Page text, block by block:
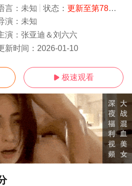
言： 未知 状态： 更新至第78集
演： 未知
演： 张亚迪＆刘六六
新时间： 2026-01-10
 极速观看